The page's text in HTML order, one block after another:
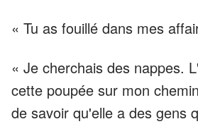
« Tu as fouillé dans mes
« Je cherchais des nappes.
cette poupée sur mon
de savoir qu'elle a des gens